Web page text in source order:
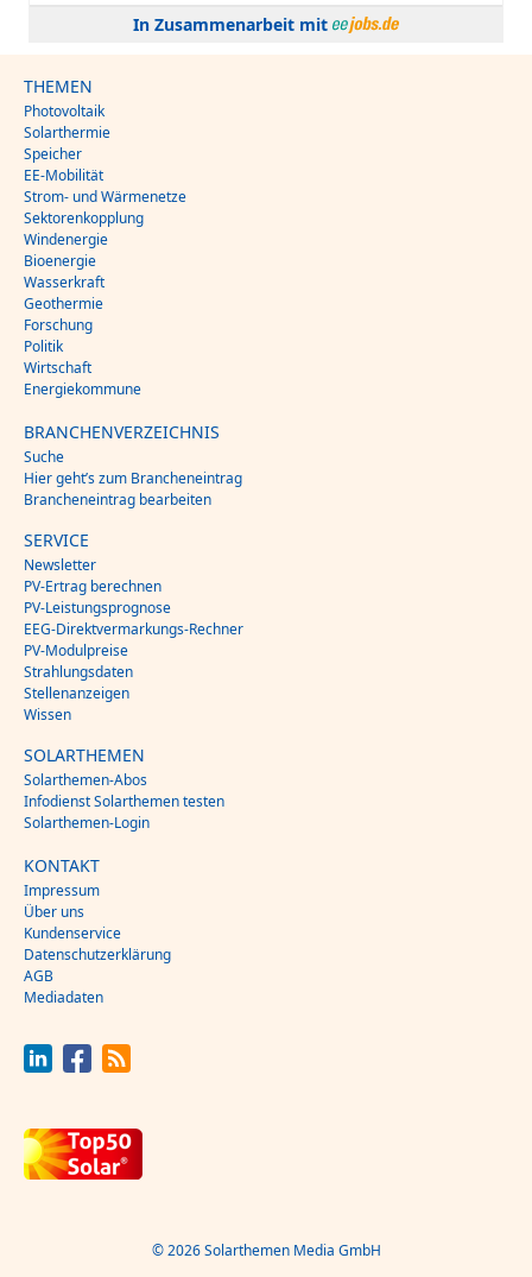
In Zusammenarbeit mit
THEMEN
Photovoltaik
Solarthermie
Speicher
EE-Mobilität
Strom- und Wärmenetze
Sektorenkopplung
Windenergie
Bioenergie
Wasserkraft
Geothermie
Forschung
Politik
Wirtschaft
Energiekommune
BRANCHENVERZEICHNIS
Suche
Hier geht’s zum Brancheneintrag
Brancheneintrag bearbeiten
SERVICE
Newsletter
PV-Ertrag berechnen
PV-Leistungsprognose
EEG-Direktvermarkungs-Rechner
PV-Modulpreise
Strahlungsdaten
Stellenanzeigen
Wissen
SOLARTHEMEN
Solarthemen-Abos
Infodienst Solarthemen testen
Solarthemen-Login
KONTAKT
Impressum
Über uns
Kundenservice
Datenschutzerklärung
AGB
Mediadaten
© 2026 Solarthemen Media GmbH